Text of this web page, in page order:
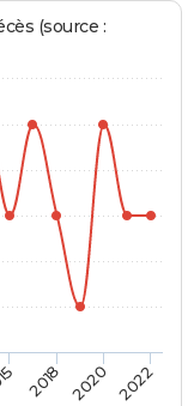
(source :
2018 2020 2022